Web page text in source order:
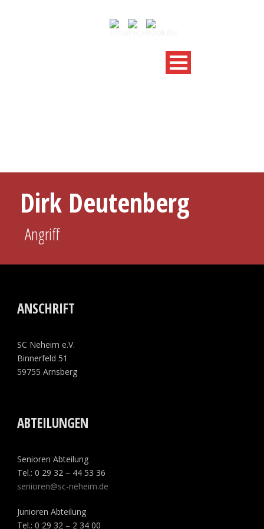
Dirk Deutenberg
Angriff
ANSCHRIFT
SC Neheim e.V.
Binnerfeld 51
59755 Arnsberg
ABTEILUNGEN
Senioren Abteilung
Tel.: 0 29 32 – 44 53 36
senioren@sc-neheim.de
Junioren Abteilung
Tel.: 0 29 32 – 2 34 00